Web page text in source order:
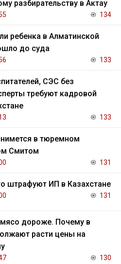
разбирательству в Актау
134
ребенка в Алматинской
до суда
133
СЭС без
требуют кадровой
133
в тюремном
Смитом
131
штрафуют ИП в Казахстане
131
дороже. Почему в
расти цены на
130